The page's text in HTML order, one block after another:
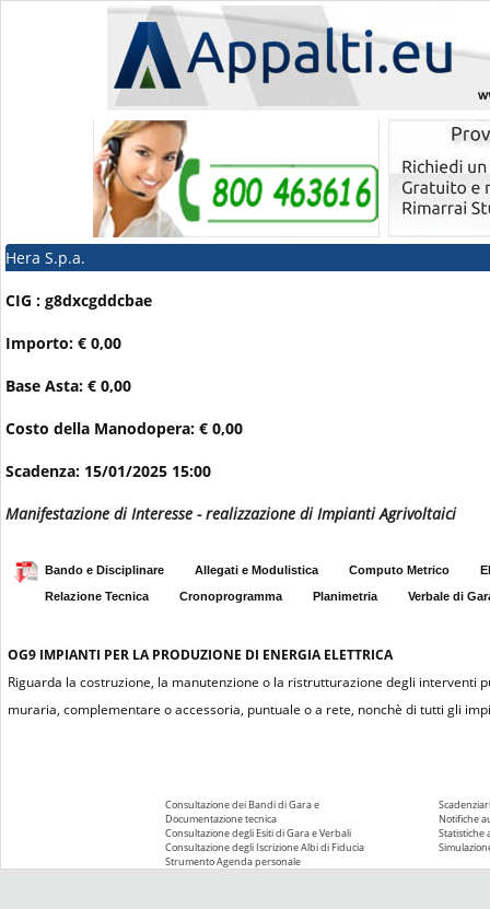
Hera S.p.a.
CIG : g8dxcgddcbae
Importo: € 0,00
Base Asta: € 0,00
Costo della Manodopera: € 0,00
Scadenza: 15/01/2025 15:00
Manifestazione di Interesse - realizzazione di Impianti Agrivoltaici
Bando e Disciplinare Allegati e Modulistica Computo Metrico
Relazione Tecnica
Cronoprogramma Planimetria Verbale di
OG9 IMPIANTI PER LA PRODUZIONE DI ENERGIA ELETTRICA
Riguarda la costruzione, la manutenzione o la ristrutturazione degli interventi
muraria, complementare o accessoria, puntuale o a rete, nonchè di tutti gli
Consultazione dei Bandi di Gara e
Documentazione tecnica
Consultazione degli Esiti di Gara e Verbali
Consultazione degli Iscrizione Albi di Fiducia
Strumento Agenda personale
Notifiche
Statistiche